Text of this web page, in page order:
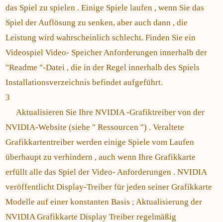
das Spiel zu spielen . Einige Spiele laufen , wenn Sie das
Spiel der Auflösung zu senken, aber auch dann , die
Leistung wird wahrscheinlich schlecht. Finden Sie ein
Videospiel Video- Speicher Anforderungen innerhalb der
"Readme "-Datei , die in der Regel innerhalb des Spiels
Installationsverzeichnis befindet aufgeführt.
3
Aktualisieren Sie Ihre NVIDIA -Grafiktreiber von der
NVIDIA-Website (siehe " Ressourcen ") . Veraltete
Grafikkartentreiber werden einige Spiele vom Laufen
überhaupt zu verhindern , auch wenn Ihre Grafikkarte
erfüllt alle das Spiel der Video- Anforderungen . NVIDIA
veröffentlicht Display-Treiber für jeden seiner Grafikkarte
Modelle auf einer konstanten Basis ; Aktualisierung der
NVIDIA Grafikkarte Display Treiber regelmäßig